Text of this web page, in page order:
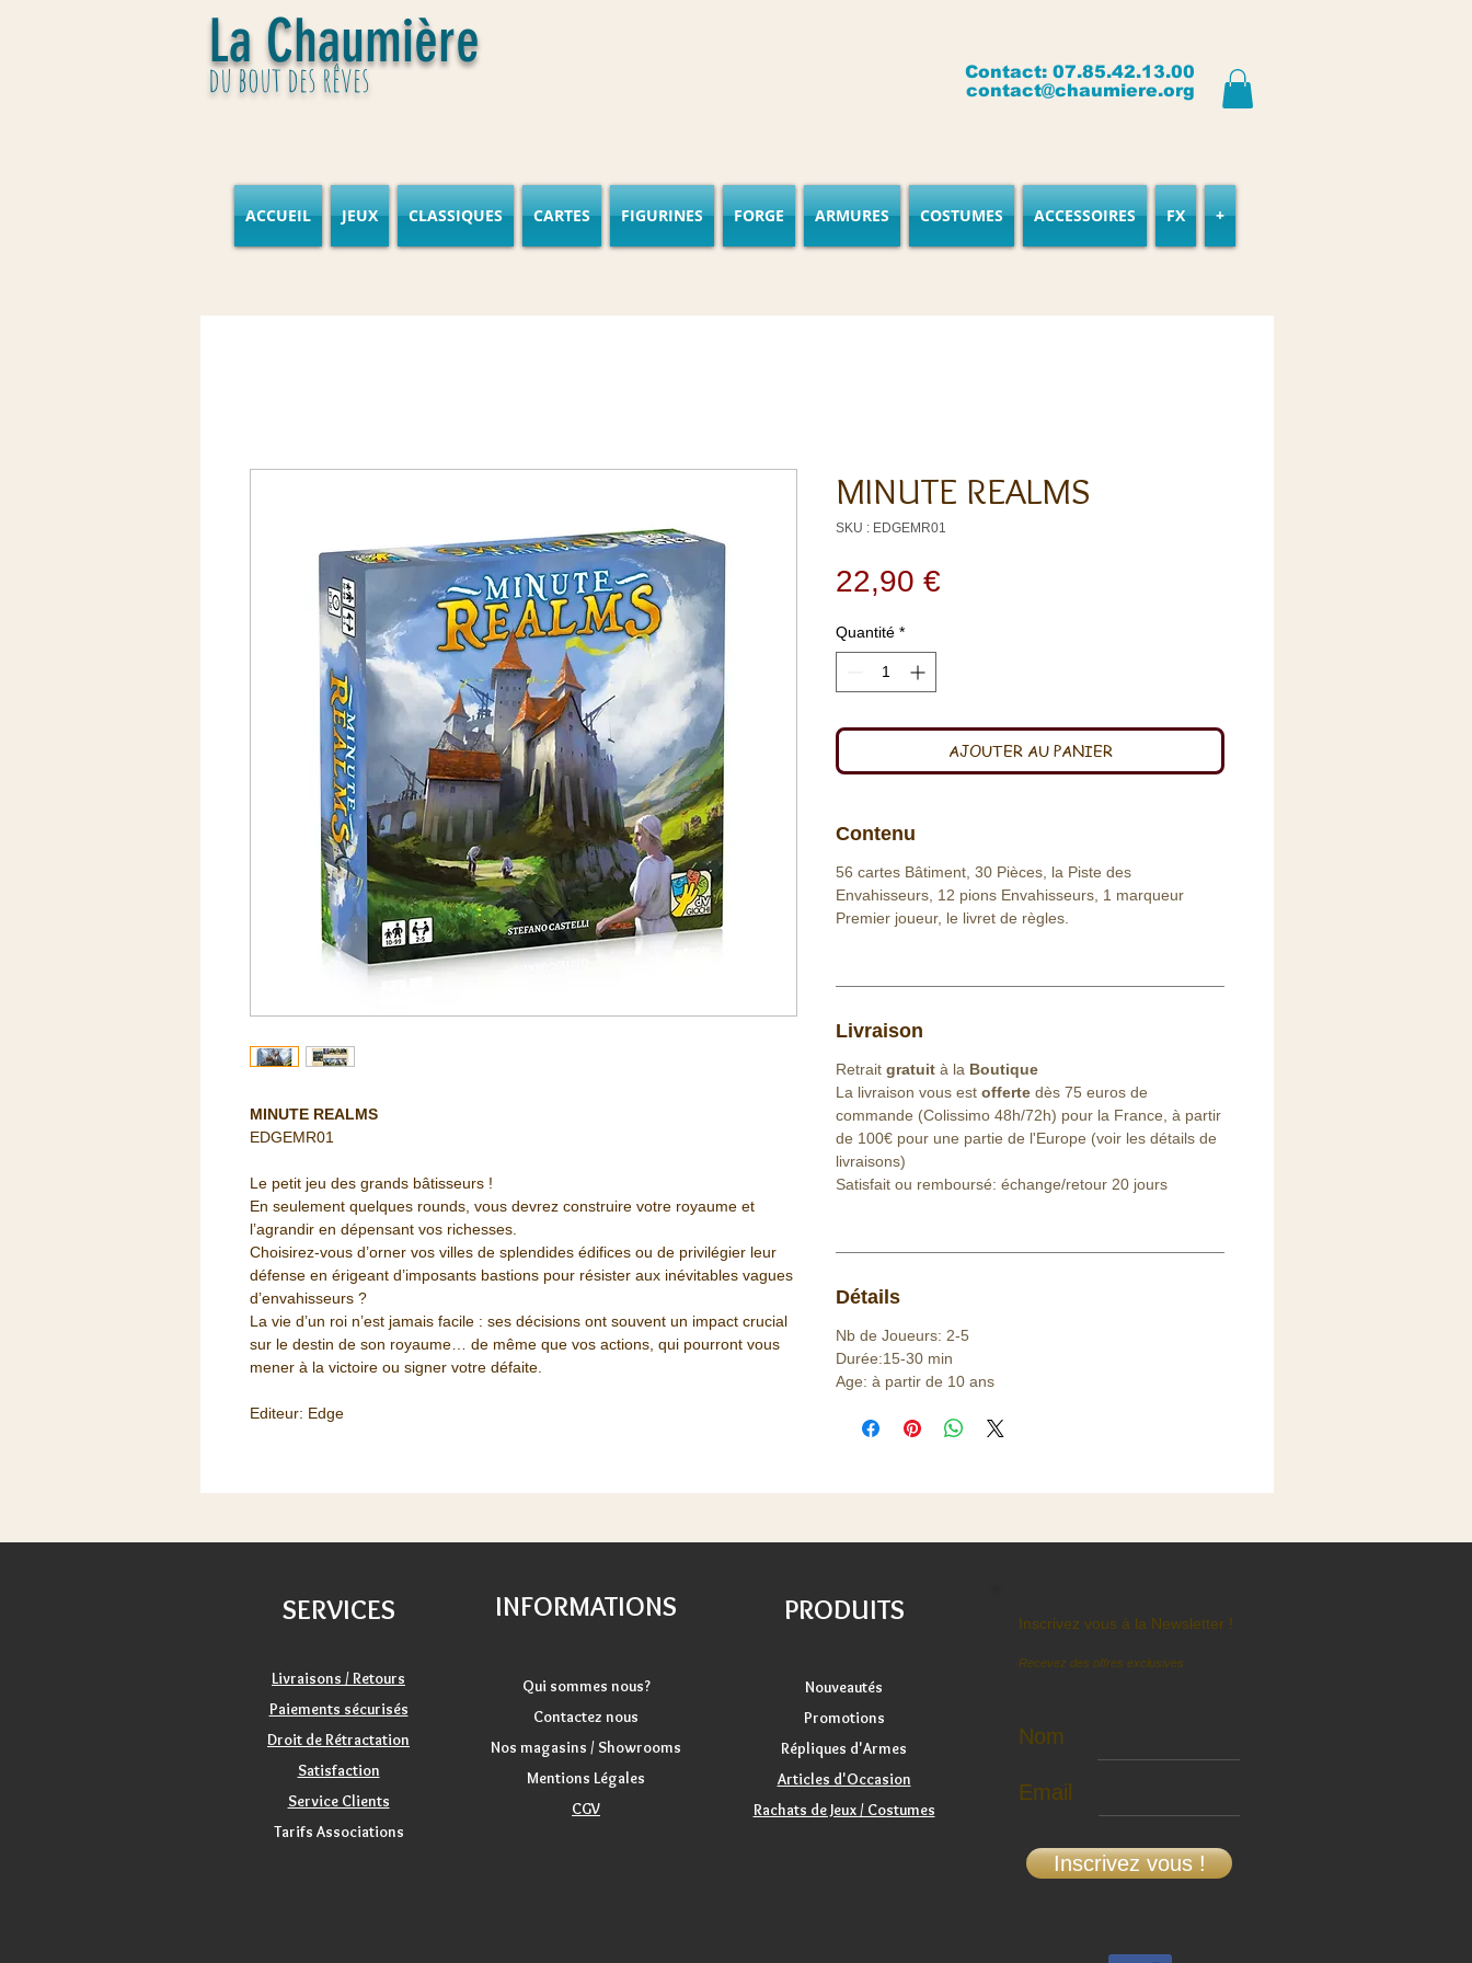
La Chaumière
du bout des rêves
Contact: 07.85.42.13.00
contact@chaumiere.org
ACCUEIL JEUX CLASSIQUES CARTES FIGURINES FORGE ARMURES COSTUMES ACCESSOIRES FX +
MINUTE REALMS
EDGEMR01
Le petit jeu des grands bâtisseurs !
En seulement quelques rounds, vous devrez construire votre royaume et
l’agrandir en dépensant vos richesses.
Choisirez-vous d’orner vos villes de splendides édifices ou de privilégier leur
défense en érigeant d’imposants bastions pour résister aux inévitables vagues
d’envahisseurs ?
La vie d’un roi n’est jamais facile : ses décisions ont souvent un impact crucial
sur le destin de son royaume… de même que vos actions, qui pourront vous
mener à la victoire ou signer votre défaite.
Editeur: Edge
MINUTE REALMS
SKU : EDGEMR01
22,90 €
Quantité *
AJOUTER AU PANIER
Contenu
56 cartes Bâtiment, 30 Pièces, la Piste des
Envahisseurs, 12 pions Envahisseurs, 1 marqueur
Premier joueur, le livret de règles.
Livraison
Retrait gratuit à la Boutique
La livraison vous est offerte dès 75 euros de
commande (Colissimo 48h/72h) pour la France, à partir
de 100€ pour une partie de l'Europe (voir les détails de
livraisons)
Satisfait ou remboursé: échange/retour 20 jours
Détails
Nb de Joueurs: 2-5
Durée:15-30 min
Age: à partir de 10 ans
SERVICES
Livraisons / Retours
Paiements sécurisés
Droit de Rétractation
Satisfaction
Service Clients
Tarifs Associations
INFORMATIONS
Qui sommes nous?
Contactez nous
Nos magasins / Showrooms
Mentions Légales
CGV
PRODUITS
Nouveautés
Promotions
Répliques d'Armes
Articles d'Occasion
Rachats de Jeux / Costumes
Inscrivez vous à la Newsletter !
Recevez des offres exclusives
Nom
Email
Inscrivez vous !